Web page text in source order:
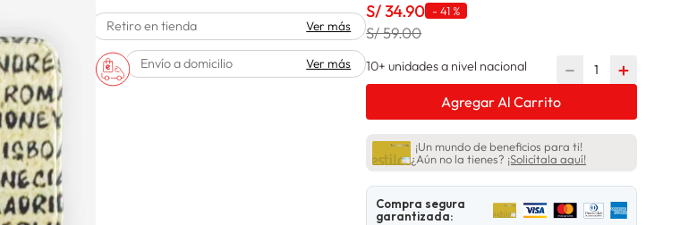
Retiro en tienda Ver más
Envío a domicilio Ver más
S/34.90 -41 %
S/ 59.00
10+ unidades a nivel nacional ＋
－
Agregar Al Carrito
¡Un mundo de beneficios para ti!
¿Aún no la tienes? ¡Solicítala aquí!
Compra segura
garantizada: